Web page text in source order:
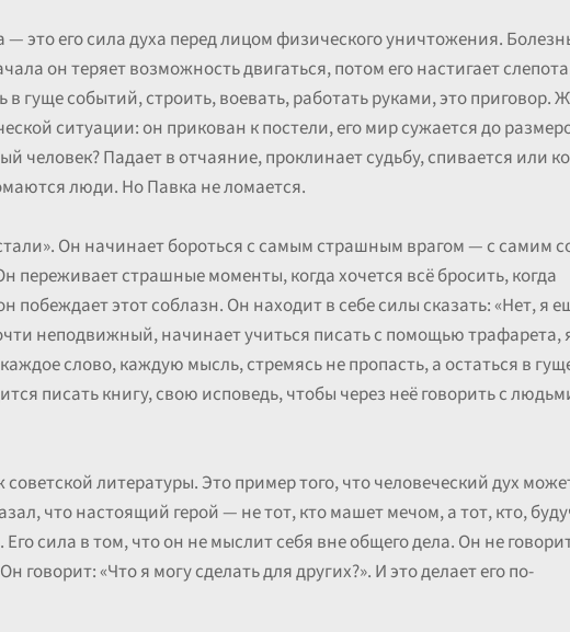
это его сила духа перед лицом физического уничтожения.
он теряет возможность двигаться, потом его настигает
гуще событий, строить, воевать, работать руками, это приговор.
ситуации: он прикован к постели, его мир сужается до
человек? Падает в отчаяние, проклинает судьбу, спивается или
люди. Но Павка не ломается.
Он начинает бороться с самым страшным врагом — с самим
переживает страшные моменты, когда хочется всё бросить, когда
этот соблазн. Он находит в себе силы сказать: «Нет, я
неподвижный, начинает учиться писать с помощью трафарета,
слово, каждую мысль, стремясь не пропасть, а остаться в
писать книгу, свою исповедь, чтобы через неё говорить с
литературы. Это пример того, что человеческий дух
что настоящий герой — не тот, кто машет мечом, а тот, кто,
сила в том, что он не мыслит себя вне общего дела. Он не
«Что я могу сделать для других?». И это делает его по-